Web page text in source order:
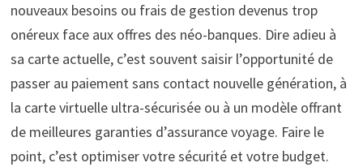
nouveaux besoins ou frais de gestion devenus trop
onéreux face aux offres des néo-banques. Dire adieu à
sa carte actuelle, c’est souvent saisir l’opportunité de
passer au paiement sans contact nouvelle génération, à
la carte virtuelle ultra-sécurisée ou à un modèle offrant
de meilleures garanties d’assurance voyage. Faire le
point, c’est optimiser votre sécurité et votre budget.